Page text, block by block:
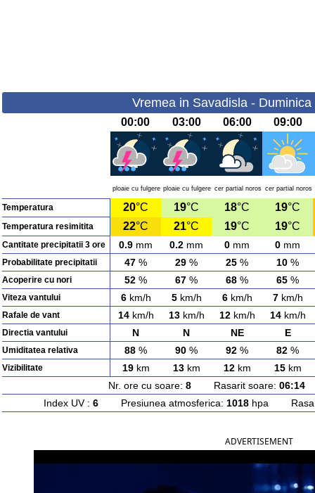
Vremea in Savadisla -
00:00 03:00 06:00 09:00
ploaie cu fulgere ploaie cu fulgere cer partial noros cer partial noros
Temperatura 20°C 19°C 18°C 19°C
Temperatura resimitita 22°C 21°C 19°C 19°C
Cantitate precipitatii 3 ore 0.9 mm 0.2 mm 0 mm 0 mm
Probabilitate precipitatii 47 % 29 % 25 % 10 %
Acoperire cu nori 52 % 67 % 68 % 65 %
Viteza vantului 6km/h 5km/h 6km/h 7km/h
Rafale de vant 14km/h 13km/h 12km/h 14km/h
Directia vantului N N NE E
Umiditatea relativa 88 % 90 % 92 % 82 %
Vizibilitate 19km 13km 12km 15km
Nr. ore cu soare: 8Rasarit soare: 06:14
Index UV : 6Presiunea atmosferica: 1018hpa
ADVERTISEMENT